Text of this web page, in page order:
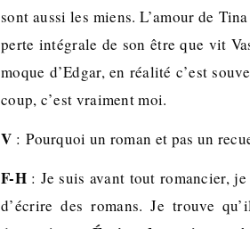
sont aussi les miens. L’amour de
perte intégrale de son être que vit
moque d’Edgar, en réalité c’est
coup, c’est vraiment moi.
V : Pourquoi un roman et pas un
F-H: Je suis avant tout romancier,
d’écrire des romans. Je trouve